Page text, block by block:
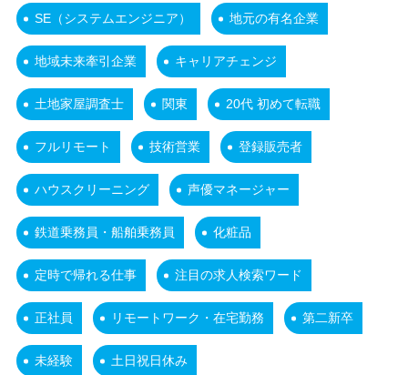
SE（システムエンジニア） 地元の有名企業
地域未来牽引企業 キャリアチェンジ
土地家屋調査士 関東 20代 初めて転職
フルリモート 技術営業 登録販売者
ハウスクリーニング 声優マネージャー
鉄道乗務員・船舶乗務員 化粧品
定時で帰れる仕事 注目の求人検索ワード
正社員 リモートワーク・在宅勤務 第二新卒
未経験 土日祝日休み